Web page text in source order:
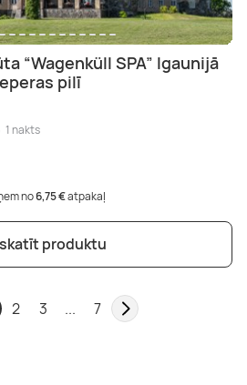
“Wagenküll SPA” Igaunijā
pilī
1 nakts
no6,75 €atpakaļ
produktu
2 3 ... 7